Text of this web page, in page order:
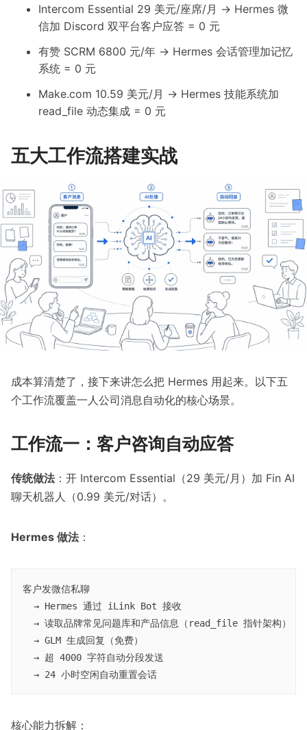
Intercom Essential 29 美元/座席/月 → Hermes 微
信加 Discord 双平台客户应答 = 0 元
有赞 SCRM 6800 元/年 → Hermes 会话管理加记忆
系统 = 0 元
Make.com 10.59 美元/月 → Hermes 技能系统加
read_file 动态集成 = 0 元
五大工作流搭建实战
成本算清楚了，接下来讲怎么把 Hermes 用起来。以下五
个工作流覆盖一人公司消息自动化的核心场景。
工作流一：客户咨询自动应答
传统做法：开 Intercom Essential（29 美元/月）加 Fin AI
聊天机器人（0.99 美元/对话）。
Hermes 做法：
客户发微信私聊
  → Hermes 通过 iLink Bot 接收
  → 读取品牌常见问题库和产品信息（read_file 指针架构）
  → GLM 生成回复（免费）
  → 超 4000 字符自动分段发送
核心能力拆解：